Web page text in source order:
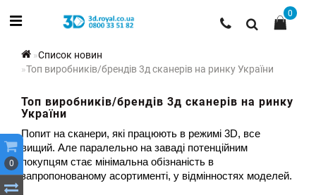
0
0
Список новин
Топ виробників/брендів 3д сканерів на ринку України
Топ виробників/брендів 3д сканерів на ринку
України
Попит на сканери, які працюють в режимі 3D, все
вищий. Але паралельно на заваді потенційним
покупцям стає мінімальна обізнаність в
запропонованому асортименті, у відмінностях моделей.